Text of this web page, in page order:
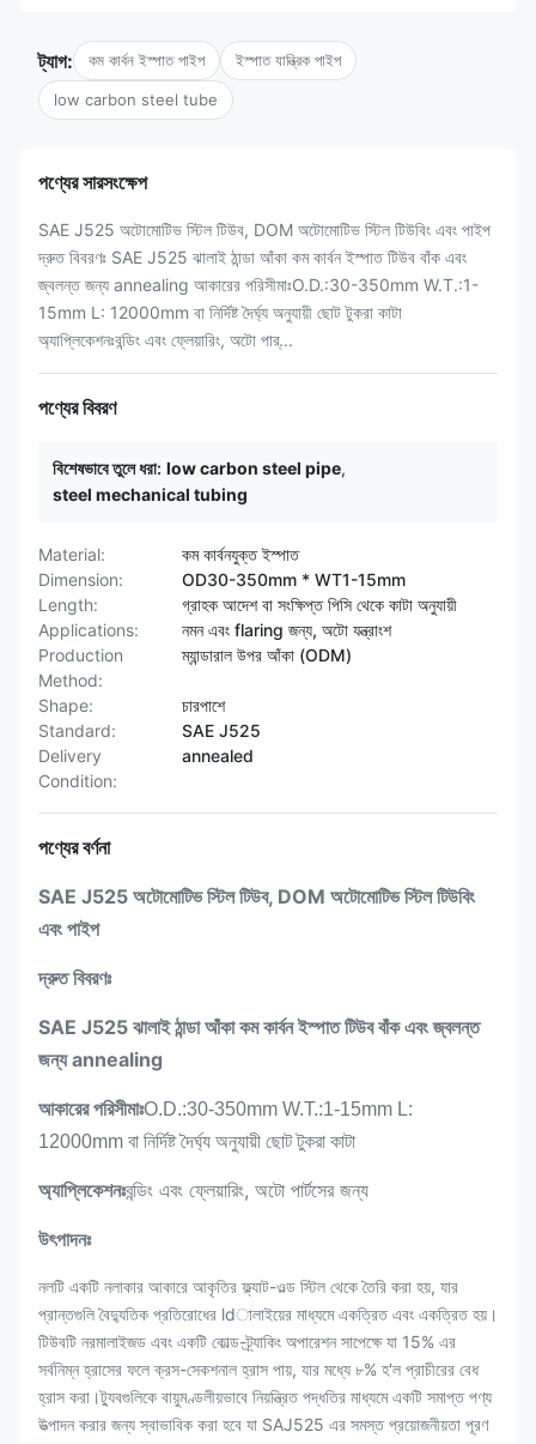
ট্যাগ: কম কার্বন ইস্পাত পাইপ ইস্পাত যান্ত্রিক পাইপ
low carbon steel tube
পণ্যের সারসংক্ষেপ
SAE J525 অটোমোটিভ স্টিল টিউব, DOM অটোমোটিভ স্টিল টিউবিং এবং পাইপ
দ্রুত বিবরণঃ SAE J525 ঝালাই ঠান্ডা আঁকা কম কার্বন ইস্পাত টিউব বাঁক এবং
জ্বলন্ত জন্য annealing আকারের পরিসীমাঃO.D.:30-350mm W.T.:1-
15mm L: 12000mm বা নির্দিষ্ট দৈর্ঘ্য অনুযায়ী ছোট টুকরা কাটা
অ্যাপ্লিকেশনঃবন্ডিং এবং ফ্লেয়ারিং, অটো পার্...
পণ্যের বিবরণ
বিশেষভাবে তুলে ধরা: low carbon steel pipe,
steel mechanical tubing
Material:
কম কার্বনযুক্ত ইস্পাত
Dimension:
OD30-350mm * WT1-15mm
Length:
গ্রাহক আদেশ বা সংক্ষিপ্ত পিসি থেকে কাটা অনুযায়ী
Applications:
নমন এবং flaring জন্য, অটো যন্ত্রাংশ
Production
Method:
ম্যান্ডারাল উপর আঁকা (ODM)
Shape:
চারপাশে
Standard:
SAE J525
Delivery
Condition:
annealed
পণ্যের বর্ণনা
SAE J525 অটোমোটিভ স্টিল টিউব, DOM অটোমোটিভ স্টিল টিউবিং
এবং পাইপ
দ্রুত বিবরণঃ
SAE J525 ঝালাই ঠান্ডা আঁকা কম কার্বন ইস্পাত টিউব বাঁক এবং জ্বলন্ত
জন্য annealing
আকারের পরিসীমাঃO.D.:30-350mm W.T.:1-15mm L:
12000mm বা নির্দিষ্ট দৈর্ঘ্য অনুযায়ী ছোট টুকরা কাটা
অ্যাপ্লিকেশনঃবন্ডিং এবং ফ্লেয়ারিং, অটো পার্টসের জন্য
উৎপাদনঃ
নলটি একটি নলাকার আকারে আকৃতির ফ্ল্যাট-ওল্ড স্টিল থেকে তৈরি করা হয়, যার
প্রান্তগুলি বৈদ্যুতিক প্রতিরোধের ldালাইয়ের মাধ্যমে একত্রিত এবং একত্রিত হয়।
টিউবটি নরমালাইজড এবং একটি কোল্ড-ট্র্যাকিং অপারেশন সাপেক্ষে যা 15% এর
সর্বনিম্ন হ্রাসের ফলে ক্রস-সেকশনাল হ্রাস পায়, যার মধ্যে ৮% হ'ল প্রাচীরের বেধ
হ্রাস করা।ট্যুবগুলিকে বায়ুমণ্ডলীয়ভাবে নিয়ন্ত্রিত পদ্ধতির মাধ্যমে একটি সমাপ্ত পণ্য
উত্পাদন করার জন্য স্বাভাবিক করা হবে যা SAJ525 এর সমস্ত প্রয়োজনীয়তা পূরণ